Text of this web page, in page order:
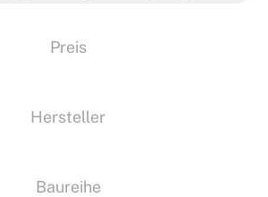
Preis
Hersteller
Baureihe